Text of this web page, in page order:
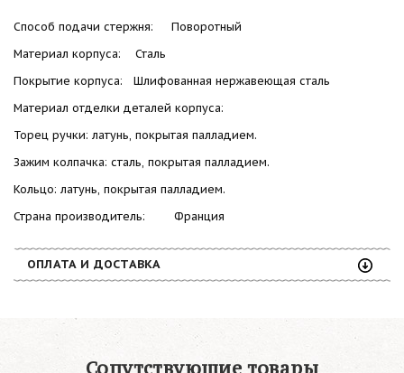
Способ подачи стержня: Поворотный
Материал корпуса: Сталь
Покрытие корпуса: Шлифованная нержавеющая сталь
Материал отделки деталей корпуса:
Торец ручки: латунь, покрытая палладием.
Зажим колпачка: сталь, покрытая палладием.
Кольцо: латунь, покрытая палладием.
Страна производитель: Франция
ОПЛАТА И ДОСТАВКА